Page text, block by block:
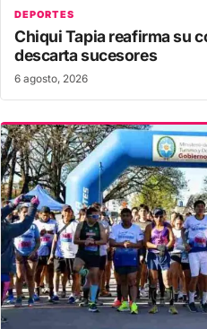
DEPORTES
Chiqui Tapia reafirma su
descarta sucesores
6 agosto, 2026